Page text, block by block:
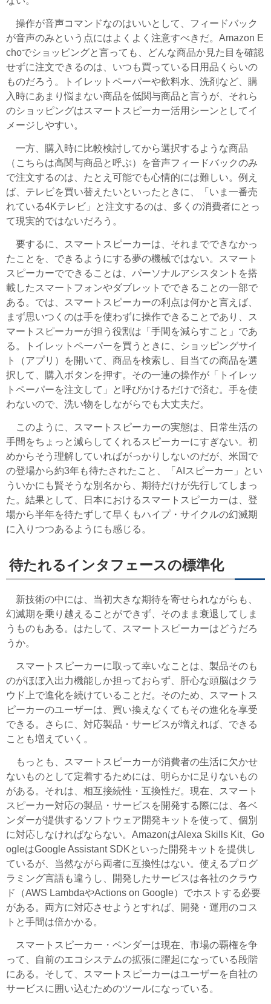
操作が音声コマンドなのはいいとして、フィードバック
が音声のみという点にはよくよく注意すべきだ。Amazon E
choでショッピングと言っても、どんな商品か見た目を確認
せずに注文できるのは、いつも買っている日用品くらいの
ものだろう。トイレットペーパーや飲料水、洗剤など、購
入時にあまり悩まない商品を低関与商品と言うが、それら
のショッピングはスマートスピーカー活用シーンとしてイ
メージしやすい。
一方、購入時に比較検討してから選択するような商品
（こちらは高関与商品と呼ぶ）を音声フィードバックのみ
で注文するのは、たとえ可能でも心情的には難しい。例え
ば、テレビを買い替えたいといったときに、「いま一番売
れている4Kテレビ」と注文するのは、多くの消費者にとっ
て現実的ではないだろう。
要するに、スマートスピーカーは、それまでできなかっ
たことを、できるようにする夢の機械ではない。スマート
スピーカーでできることは、パーソナルアシスタントを搭
載したスマートフォンやダブレットでできることの一部で
ある。では、スマートスピーカーの利点は何かと言えば、
まず思いつくのは手を使わずに操作できることであり、ス
マートスピーカーが担う役割は「手間を減らすこと」であ
る。トイレットペーパーを買うときに、ショッピングサイ
ト（アプリ）を開いて、商品を検索し、目当ての商品を選
択して、購入ボタンを押す。その一連の操作が「トイレッ
トペーパーを注文して」と呼びかけるだけで済む。手を使
わないので、洗い物をしながらでも大丈夫だ。
このように、スマートスピーカーの実態は、日常生活の
手間をちょっと減らしてくれるスピーカーにすぎない。初
めからそう理解していればがっかりしないのだが、米国で
の登場から約3年も待たされたこと、「AIスピーカー」とい
ういかにも賢そうな別名から、期待だけが先行してしまっ
た。結果として、日本におけるスマートスピーカーは、登
場から半年を待たずして早くもハイプ・サイクルの幻滅期
に入りつつあるようにも感じる。
待たれるインタフェースの標準化
新技術の中には、当初大きな期待を寄せられながらも、
幻滅期を乗り越えることができず、そのまま衰退してしま
うものもある。はたして、スマートスピーカーはどうだろ
うか。
スマートスピーカーに取って幸いなことは、製品そのも
のがほぼ入出力機能しか担っておらず、肝心な頭脳はクラ
ウド上で進化を続けていることだ。そのため、スマートス
ピーカーのユーザーは、買い換えなくてもその進化を享受
できる。さらに、対応製品・サービスが増えれば、できる
ことも増えていく。
もっとも、スマートスピーカーが消費者の生活に欠かせ
ないものとして定着するためには、明らかに足りないもの
がある。それは、相互接続性・互換性だ。現在、スマート
スピーカー対応の製品・サービスを開発する際には、各ベ
ンダーが提供するソフトウェア開発キットを使って、個別
に対応しなければならない。AmazonはAlexa Skills Kit、Go
ogleはGoogle Assistant SDKといった開発キットを提供し
ているが、当然ながら両者に互換性はない。使えるプログ
ラミング言語も違うし、開発したサービスは各社のクラウ
ド（AWS LambdaやActions on Google）でホストする必要
がある。両方に対応させようとすれば、開発・運用のコス
トと手間は倍かかる。
スマートスピーカー・ベンダーは現在、市場の覇権を争
って、自前のエコシステムの拡張に躍起になっている段階
にある。そして、スマートスピーカーはユーザーを自社の
サービスに囲い込むためのツールになっている。